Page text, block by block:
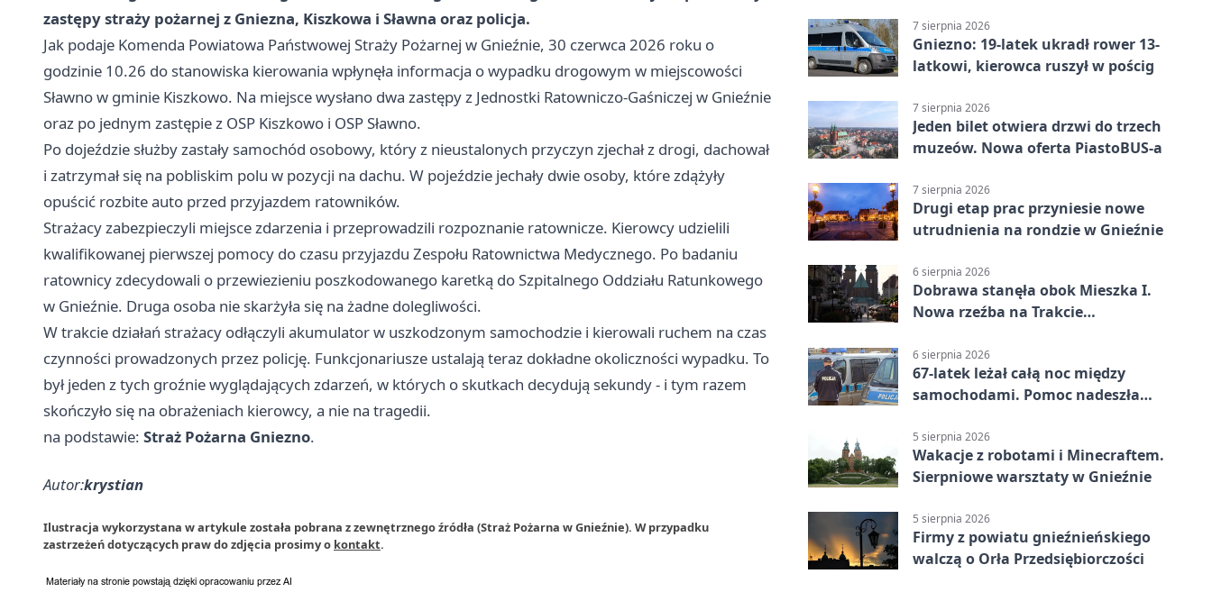
zastępy straży pożarnej z Gniezna, Kiszkowa i Sławna oraz policja.
Jak podaje Komenda Powiatowa Państwowej Straży Pożarnej w Gnieźnie, 30 czerwca 2026 roku o
godzinie 10.26 do stanowiska kierowania wpłynęła informacja o wypadku drogowym w miejscowości
Sławno w gminie Kiszkowo. Na miejsce wysłano dwa zastępy z Jednostki Ratowniczo-Gaśniczej w Gnieźnie
oraz po jednym zastępie z OSP Kiszkowo i OSP Sławno.
Po dojeździe służby zastały samochód osobowy, który z nieustalonych przyczyn zjechał z drogi, dachował
i zatrzymał się na pobliskim polu w pozycji na dachu. W pojeździe jechały dwie osoby, które zdążyły
opuścić rozbite auto przed przyjazdem ratowników.
Strażacy zabezpieczyli miejsce zdarzenia i przeprowadzili rozpoznanie ratownicze. Kierowcy udzielili
kwalifikowanej pierwszej pomocy do czasu przyjazdu Zespołu Ratownictwa Medycznego. Po badaniu
ratownicy zdecydowali o przewiezieniu poszkodowanego karetką do Szpitalnego Oddziału Ratunkowego
w Gnieźnie. Druga osoba nie skarżyła się na żadne dolegliwości.
W trakcie działań strażacy odłączyli akumulator w uszkodzonym samochodzie i kierowali ruchem na czas
czynności prowadzonych przez policję. Funkcjonariusze ustalają teraz dokładne okoliczności wypadku. To
był jeden z tych groźnie wyglądających zdarzeń, w których o skutkach decydują sekundy - i tym razem
skończyło się na obrażeniach kierowcy, a nie na tragedii.
na podstawie: Straż Pożarna Gniezno.
Autor:krystian
Ilustracja wykorzystana w artykule została pobrana z zewnętrznego źródła (Straż Pożarna w Gnieźnie). W przypadku
zastrzeżeń dotyczących praw do zdjęcia prosimy o kontakt.
7 sierpnia 2026
Gniezno: 19-latek ukradł rower 13-
latkowi, kierowca ruszył w pościg
7 sierpnia 2026
Jeden bilet otwiera drzwi do trzech
muzeów. Nowa oferta PiastoBUS-a
7 sierpnia 2026
Drugi etap prac przyniesie nowe
utrudnienia na rondzie w Gnieźnie
6 sierpnia 2026
Dobrawa stanęła obok Mieszka I.
Nowa rzeźba na Trakcie
6 sierpnia 2026
67-latek leżał całą noc między
samochodami. Pomoc nadeszła
5 sierpnia 2026
Wakacje z robotami i Minecraftem.
Sierpniowe warsztaty w Gnieźnie
5 sierpnia 2026
Firmy z powiatu gnieźnieńskiego
walczą o Orła Przedsiębiorczości